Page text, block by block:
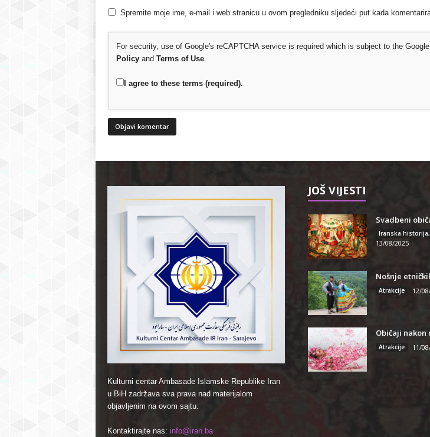
Spremite moje ime, e-mail i web stranicu u ovom pregledniku sljedeći put kada
For security, use of Google's reCAPTCHA service is required which is subject to the Google
Policyand Terms of Use.
I agree to these terms (required).
Kulturni centar Ambasade Islamske Republike Iran
u BiH zadržava sva prava nad materijalom
objavljenim na ovom sajtu.
Kontaktirajte nas: info@iran.ba
JOŠ VIJESTI
Svadbeni
13/08/2025
Nošnje
Atrakcije 12/
Običaji nakon
Atrakcije 11/